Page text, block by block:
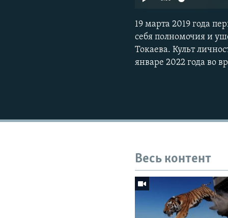
19 марта 2019 года
себя полномочия и
Токаева. Культ
январе 2022 года во
Весь контент